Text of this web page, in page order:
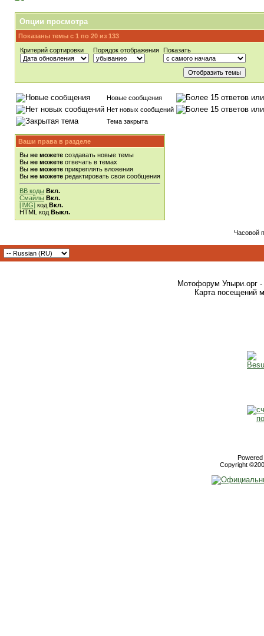
Опции просмотра
Показаны темы с 1 по 20 из 133
Критерий сортировки
Порядок отображения Показать
Новые сообщения
Нет новых сообщений
Тема закрыта
Ваши права в разделе
Вы не можете создавать новые темы
Вы не можете отвечать в темах
Вы не можете прикреплять вложения
Вы не можете редактировать свои сообщения
BB коды Вкл.
Смайлы Вкл.
[IMG] код Вкл.
HTML код Выкл.
Часовой
Мотофорум Упыри.орг -
Карта посещений
Copyright